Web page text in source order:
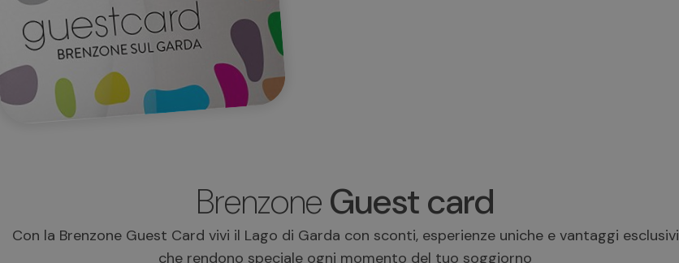
Brenzone Guest card
Con la Brenzone Guest Card vivi il Lago di Garda con sconti, esperienze uniche e vantaggi esclusivi
che rendono speciale ogni momento del tuo soggiorno